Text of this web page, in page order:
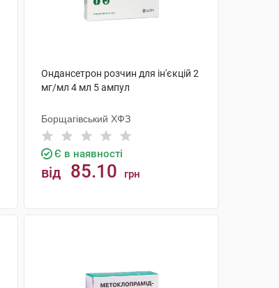
Ондансетрон розчин для ін'єкцій 2
мг/мл 4 мл 5 ампул
Борщагівський ХФЗ
Є в наявності
від 85.10 грн